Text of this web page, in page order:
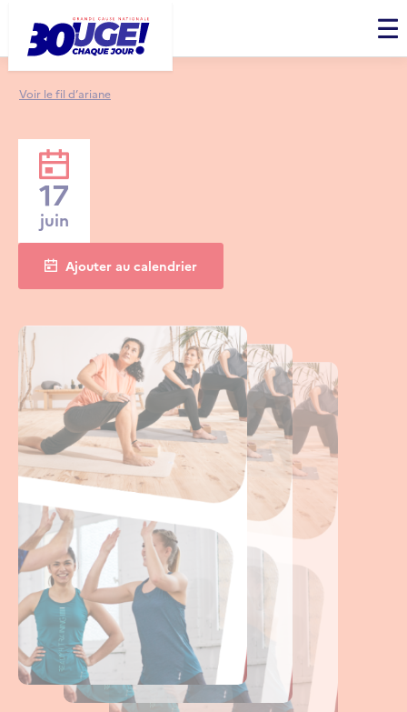
Panneau de gestion des cookies Menu
Voir le fil d’ariane
17
juin
Ajouter au calendrier